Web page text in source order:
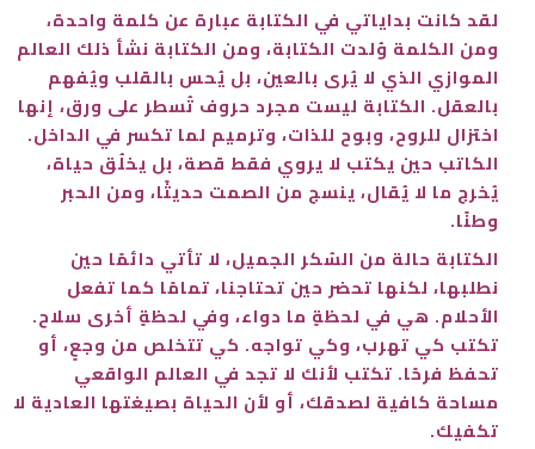
لقد كانت بداياتي في الكتابة عبارة عن كلمة واحدة،
ومن الكلمة وُلدت الكتابة، ومن الكتابة نشأ ذلك العالم
الموازي الذي لا يُرى بالعين، بل يُحس بالقلب ويُفهم
بالعقل. الكتابة ليست مجرد حروف تُسطر على ورق، إنها
اختزال للروح، وبوح للذات، وترميم لما تكسر في الداخل.
الكاتب حين يكتب لا يروي فقط قصة، بل يخلُق حياة،
يُخرج ما لا يُقال، ينسج من الصمت حديثًا، ومن الحبر
وطنًا.
الكتابة حالة من السُكر الجميل، لا تأتي دائمًا حين
نطلبها، لكنها تحضر حين تحتاجنا، تمامًا كما تفعل
الأحلام. هي في لحظةٍ ما دواء، وفي لحظةٍ أخرى سلاح.
تكتب كي تهرب، وكي تواجه. كي تتخلص من وجعٍ، أو
تحفظ فرحًا. تكتب لأنك لا تجد في العالم الواقعي
مساحة كافية لصدقك، أو لأن الحياة بصيغتها العادية لا
تكفيك.